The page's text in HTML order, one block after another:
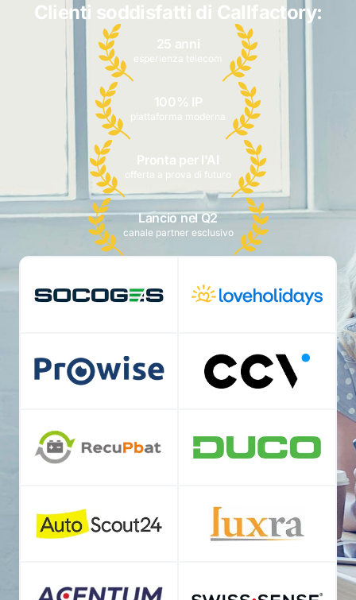
Clienti soddisfatti di Callfactory:
25 anni
esperienza telecom
100% IP
piattaforma moderna
Pronta per l'AI
offerta a prova di futuro
Lancio nel Q2
canale partner esclusivo